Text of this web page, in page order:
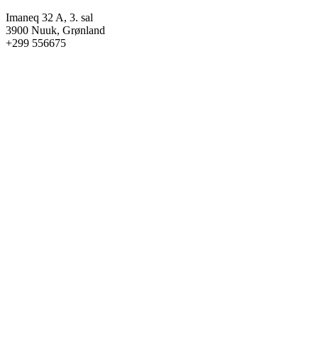
Imaneq 32 A, 3. sal
3900 Nuuk, Grønland
+299 556675